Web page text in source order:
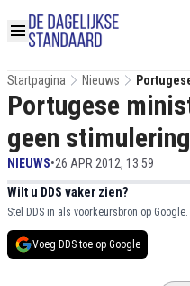
Startpagina Nieuws
Portugese
geen
NIEUWS•26 APR 2012, 13:59
Wilt u DDS vaker zien?
Stel DDS in als voorkeursbron op Google.
Voeg DDS toe op Google